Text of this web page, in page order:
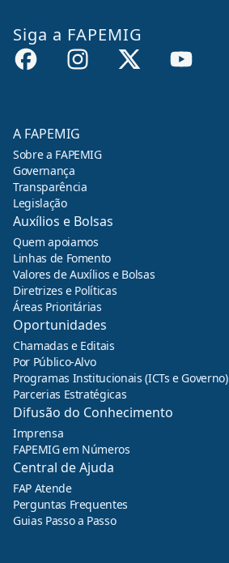
Siga a FAPEMIG
A FAPEMIG
Sobre a FAPEMIG
Governança
Transparência
Legislação
Auxílios e Bolsas
Quem apoiamos
Linhas de Fomento
Valores de Auxílios e Bolsas
Diretrizes e Políticas
Áreas Prioritárias
Oportunidades
Chamadas e Editais
Por Público-Alvo
Programas Institucionais (ICTs e Governo)
Parcerias Estratégicas
Difusão do Conhecimento
Imprensa
FAPEMIG em Números
Central de Ajuda
FAP Atende
Perguntas Frequentes
Guias Passo a Passo